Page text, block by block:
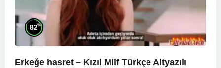
82%
Erkeğe hasret – Kızıl Milf Türkçe Altyazılı